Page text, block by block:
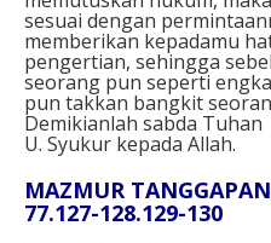
sesuai dengan
memberikan kepadamu
pengertian, sehingga
seorang pun seperti
pun takkan bangkit
Demikianlah sabda Tuhan
U. Syukur kepada Allah.
MAZMUR
77.127-128.129-130